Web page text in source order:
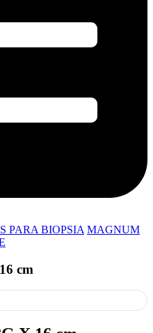
PARA BIOPSIA MAGNUM
cm